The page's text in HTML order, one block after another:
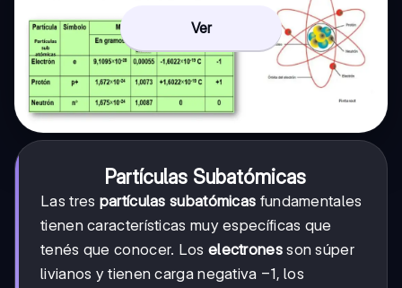
Ver
Partículas Subatómicas
Las tres partículas subatómicas fundamentales
tienen características muy específicas que
tenés que conocer. Los electronesson súper
livianos y tienen carga negativa -1
−1, los